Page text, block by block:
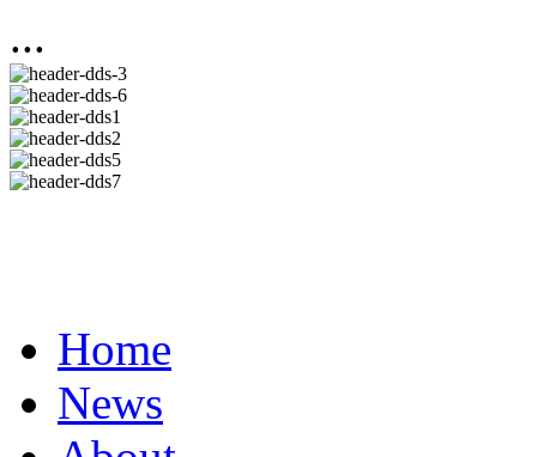
...
Home
News